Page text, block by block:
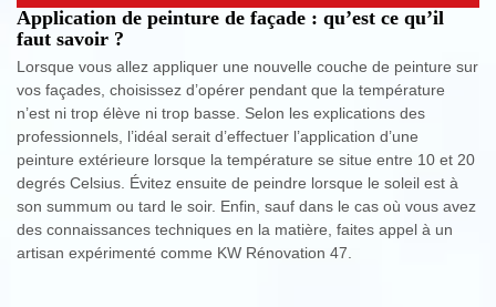
Application de peinture de façade : qu’est ce qu’il
faut savoir ?
Lorsque vous allez appliquer une nouvelle couche de peinture sur
vos façades, choisissez d’opérer pendant que la température
n’est ni trop élève ni trop basse. Selon les explications des
professionnels, l’idéal serait d’effectuer l’application d’une
peinture extérieure lorsque la température se situe entre 10 et 20
degrés Celsius. Évitez ensuite de peindre lorsque le soleil est à
son summum ou tard le soir. Enfin, sauf dans le cas où vous avez
des connaissances techniques en la matière, faites appel à un
artisan expérimenté comme KW Rénovation 47.